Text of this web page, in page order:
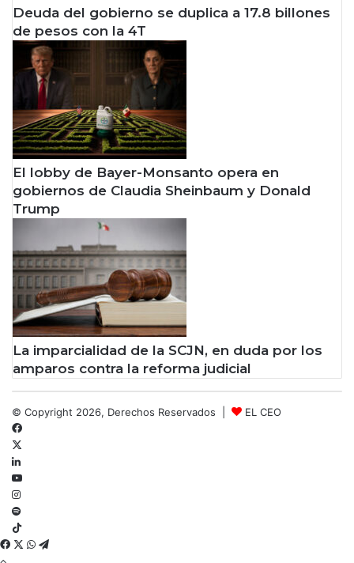
Deuda del gobierno se duplica a 17.8 billones
de pesos con la 4T
El lobby de Bayer-Monsanto opera en
gobiernos de Claudia Sheinbaum y Donald
Trump
La imparcialidad de la SCJN, en duda por los
amparos contra la reforma judicial
© Copyright 2026, Derechos Reservados |
EL CEO
Spotify
Facebook
X WhatsApp